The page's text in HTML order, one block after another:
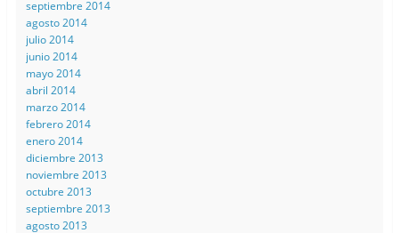
septiembre 2014
agosto 2014
julio 2014
junio 2014
mayo 2014
abril 2014
marzo 2014
febrero 2014
enero 2014
diciembre 2013
noviembre 2013
octubre 2013
septiembre 2013
agosto 2013